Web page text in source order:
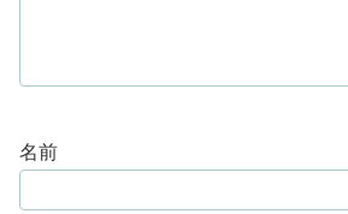
名前